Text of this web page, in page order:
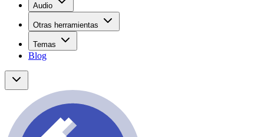
Audio
Otras herramientas
Temas
Blog